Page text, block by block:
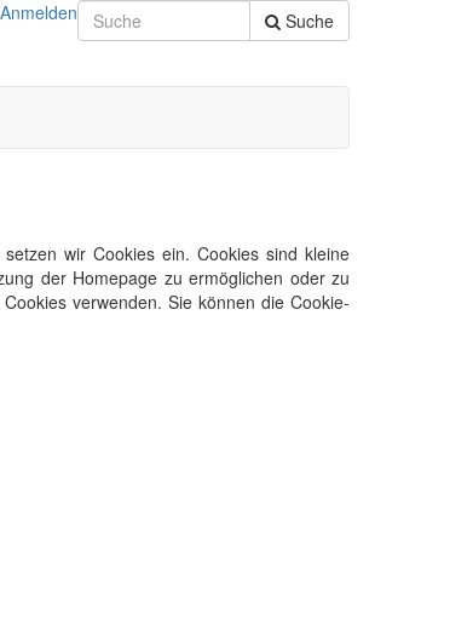
Suche
Anmelden
wir Cookies ein. Cookies sind kleine
der Homepage zu ermöglichen oder zu
verwenden. Sie können die Cookie-